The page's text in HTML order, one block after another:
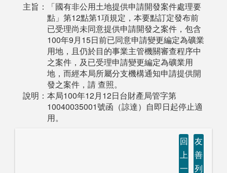
主旨：「國有非公用土地提供申請開發案件處理要
點」第12點第1項規定，本要點訂定發布前
已受理尚未同意提供申請開發之案件，包含
100年9月15日前已同意申請變更編定為礦業
用地，且仍於目的事業主管機關審查程序中
之案件，及已受理申請變更編定為礦業用
地，而經本局所屬分支機構通知申請提供開
發之案件，請 查照。
說明：本局100年12月12日台財產局管字第
10040035001號函（諒達）自即日起停止適
用。
回
上
一
友
善
列